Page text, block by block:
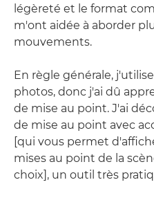
légèreté et le format
m'ont aidée à aborder
mouvements.
En règle générale,
photos, donc j'ai dû
de mise au point. J'ai
de mise au point avec
[qui vous permet
mises au point de la
choix], un outil très